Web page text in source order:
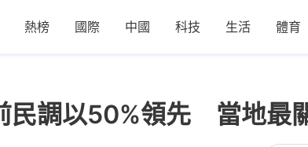
熱榜 國際 中國 科技 生活 體育
民調以50%領先 當地最